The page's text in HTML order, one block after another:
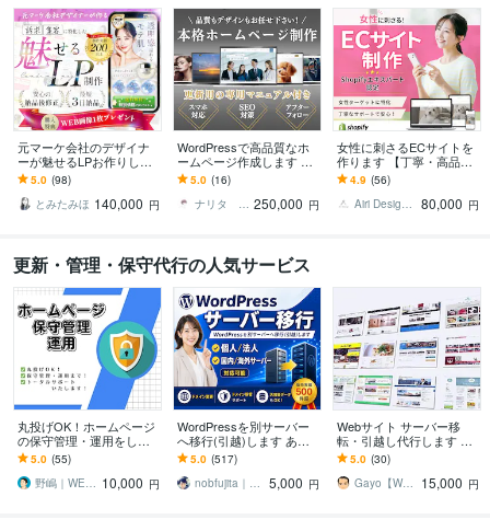
元マーケ会社のデザイナ
ーが魅せるLPお作りしま
す マーケティング視点で
反応を高めるLPを設計！
5.0 (98)
とみたみほ 140,000 円
WordPressで高品質なホ
ームページ作成します 完
全オリジナル/納品後もサ
ポート/中小企業・個人様
におすすめ
5.0 (16)
ナリタ ホームページ制作 250,000 円
女性に刺さるECサイトを
作ります 【丁寧・高品
質】Shopifyエキスパート
にお任せください
4.9 (56)
Airi Design｜Shopify
80,000 円
更新・管理・保守代行の人気サービス
丸投げOK！ホームページ
の保守管理・運用をしま
す ホームページ制作後も
安心！プロにお任せくだ
さい！
5.0 (55)
野嶋｜WEBサイト制作・集客歴4年 10,000 円
WordPressを別サーバー
へ移行(引越)します あな
たの大事なサイト(資産)を
丁寧に移行いたします！
5.0 (517)
nobfujita｜WP移行・保守
5,000 円
Webサイト サーバー移
転・引越し代行します ま
るごと引越し！新しいサ
ーバーでも同じログイン
ができます
5.0 (30)
Gayo【Webサイトお助け隊】
15,000 円